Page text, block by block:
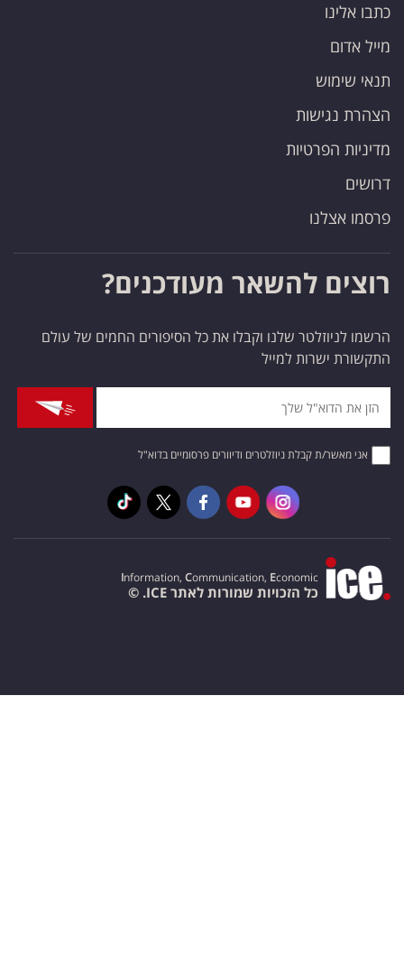
כתבו אלינו
מייל אדום
תנאי שימוש
הצהרת נגישות
מדיניות הפרטיות
דרושים
פרסמו אצלנו
רוצים להשאר מעודכנים?
הרשמו לניוזלטר שלנו וקבלו את כל הסיפורים החמים של עולם
התקשורת ישרות למייל
אני מאשר/ת קבלת ניוזלטרים ודיוורים פרסומיים בדוא"ל
Information, Communication, Economic
כל הזכויות שמורות לאתר ICE. ©